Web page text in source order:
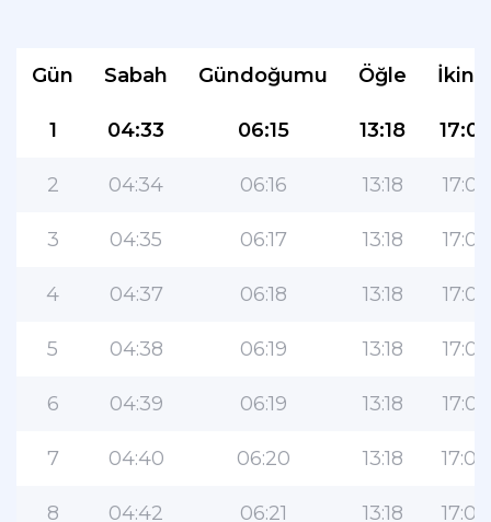
Gün Sabah Gündoğumu Öğle
1 04:33 06:15 13:18 17:06
2 04:34 06:16 13:18 17:06
3 04:35 06:17 13:18 17:06
4 04:37 06:18 13:18 17:06
5 04:38 06:19 13:18 17:05
6 04:39 06:19 13:18 17:05
7 04:40 06:20 13:18 17:04
8 04:42 06:21 13:18 17:04